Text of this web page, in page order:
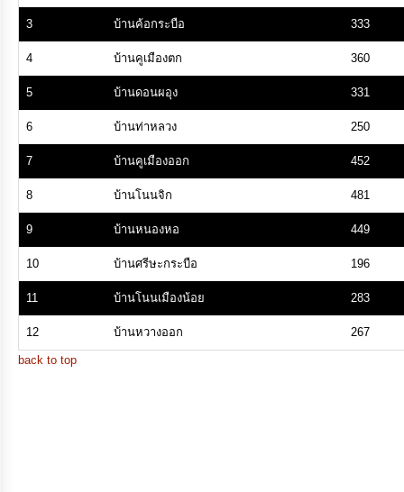
การ
ส่ง
เสริม
ความ
โปร่งใส
การ
จัด
ซื้อ
จัด
จ้าง
การ
เงิน
การ
3 บ้านค้อกระบือ 333
4 บ้านคูเมืองตก 360
5 บ้านดอนผอุง 331
6 บ้านท่าหลวง 250
7 บ้านคูเมืองออก 452
8 บ้านโนนจิก 481
9 บ้านหนองหอ 449
10 บ้านศรีษะกระบือ 196
11 บ้านโนนเมืองน้อย 283
12 บ้านหวางออก 267
back to top